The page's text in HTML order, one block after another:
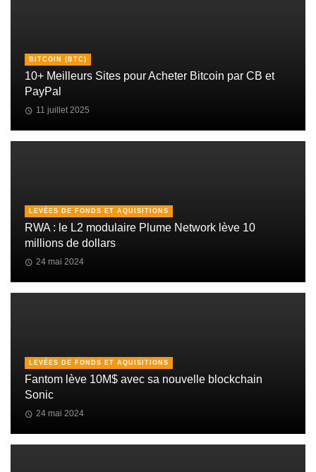
BITCOIN (BTC)
10+ Meilleurs Sites pour Acheter Bitcoin par CB et
PayPal
11 juillet 2025
LEVÉES DE FONDS ET AQUISITIONS
RWA : le L2 modulaire Plume Network lève 10
millions de dollars
24 mai 2024
LEVÉES DE FONDS ET AQUISITIONS
Fantom lève 10M$ avec sa nouvelle blockchain
Sonic
24 mai 2024